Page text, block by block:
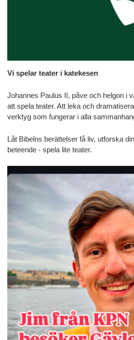
Vi spelar teater i katekesen
Johannes Paulus II, påve och helgon i
att spela teater. Att leka och
verktyg som fungerar i alla
Låt Bibelns berättelser få liv, utforska
beteende - spela lite teater.